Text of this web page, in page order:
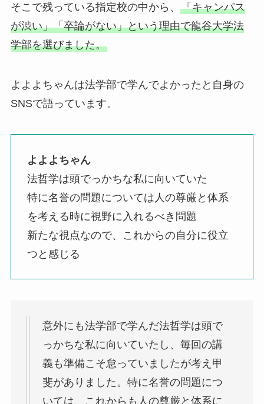
そこで残っている指定校の中から、 「キャンパス
が渋い」「卒論がない」という理由で龍谷大学法
学部を選びました。
よよよちゃんは法学部で学んでよかったと自身の
SNSで語っています。
よよよちゃん
法哲学は頭でっかちな私に向いていた
特に名誉の問題については人の尊厳と体系
を考える時に視野に入れるべき問題
新たな視点なので、これからの自分に役立
つと感じる
意外にも法学部で学んだ法哲学は頭で
っかちな私に向いていたし、毎回の講
義も準備こそ怠っていましたが考え甲
斐がありました。特に名誉の問題につ
いては、これからも人の尊厳と体系に